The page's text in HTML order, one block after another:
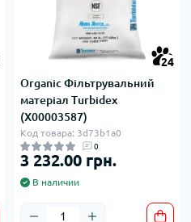
24
Organic Фільтрувальний
матеріал Turbidex
(Х00003587)
Код товара: 3d73b1a0
0
3 232.00 грн.
В наличии